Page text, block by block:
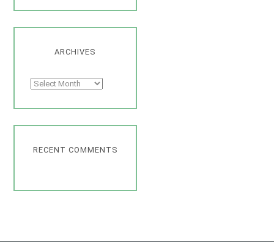
ARCHIVES
Archives
RECENT COMMENTS